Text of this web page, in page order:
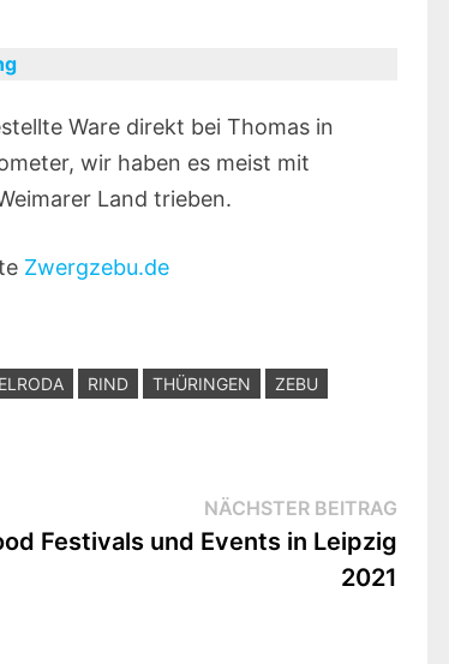
Ware direkt bei Thomas in
wir haben es meist mit
Land trieben.
Zwergzebu.de
RIND THÜRINGEN
ZEBU
NÄCHSTER BEITRAG
Festivals und Events in Leipzig
2021